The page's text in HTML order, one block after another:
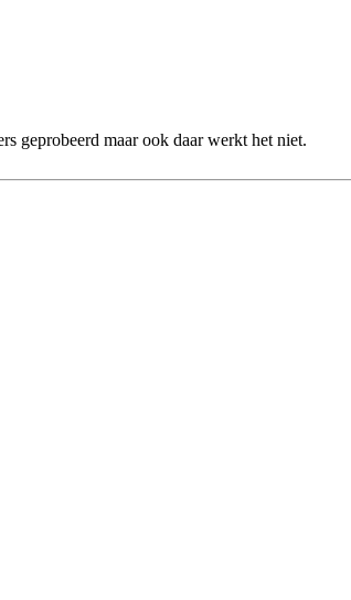
geprobeerd maar ook daar werkt het niet.